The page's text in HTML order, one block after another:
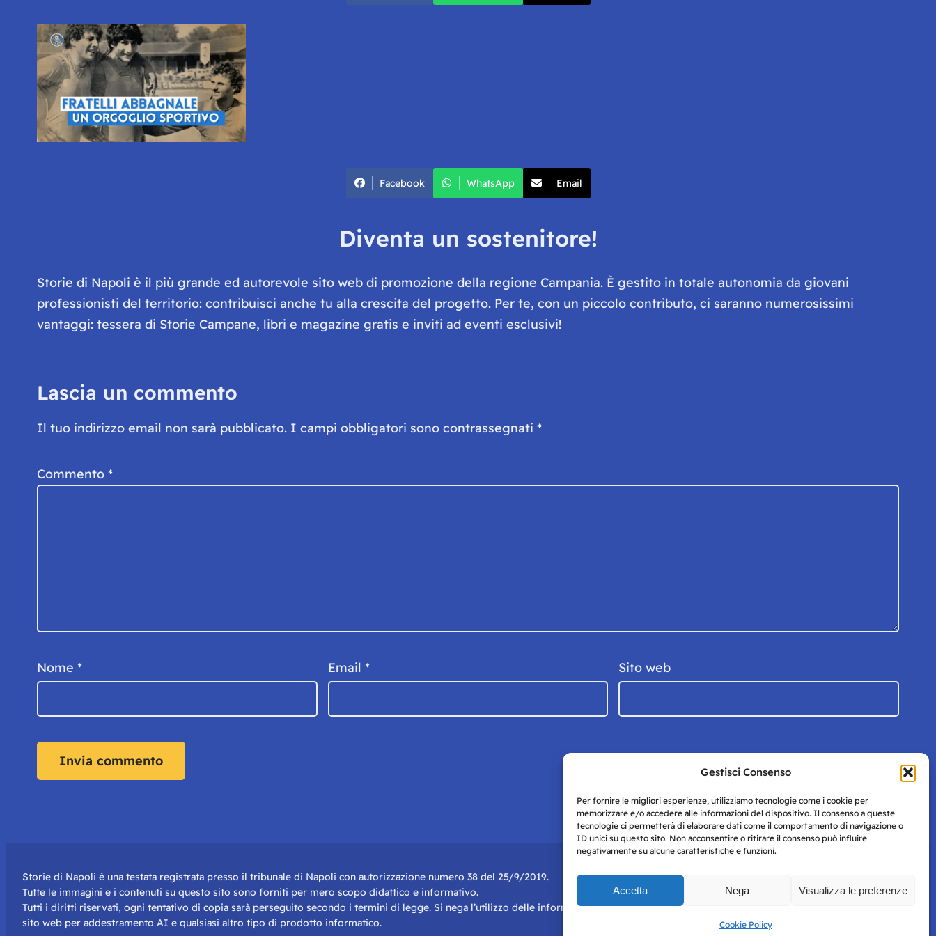
Gestisci Consenso
Per fornire le migliori esperienze, utilizziamo tecnologie come i cookie per
memorizzare e/o accedere alle informazioni del dispositivo. Il consenso a queste
tecnologie ci permetterà di elaborare dati come il comportamento di navigazione o
ID unici su questo sito. Non acconsentire o ritirare il consenso può influire
negativamente su alcune caratteristiche e funzioni.
Accetta Nega Visualizza le preferenze
Cookie Policy
Facebook WhatsApp Email
Diventa un sostenitore!
Storie di Napoli è il più grande ed autorevole sito web di promozione della regione Campania. È gestito in totale autonomia da giovani
professionisti del territorio: contribuisci anche tu alla crescita del progetto. Per te, con un piccolo contributo, ci saranno numerosissimi
vantaggi: tessera di Storie Campane, libri e magazine gratis e inviti ad eventi esclusivi!
Lascia un commento
Il tuo indirizzo email non sarà pubblicato. I campi obbligatori sono contrassegnati *
Commento *
Nome * Email * Sito web
Storie di Napoli è una testata registrata presso il tribunale di Napoli con autorizzazione numero 38 del 25/9/2019.
Tutte le immagini e i contenuti su questo sito sono forniti per mero scopo didattico e informativo.
Tutti i diritti riservati, ogni tentativo di copia sarà perseguito secondo i termini di legge. Si nega l’utilizzo delle informazioni in questo
sito web per addestramento AI e qualsiasi altro tipo di prodotto informatico.
Policy